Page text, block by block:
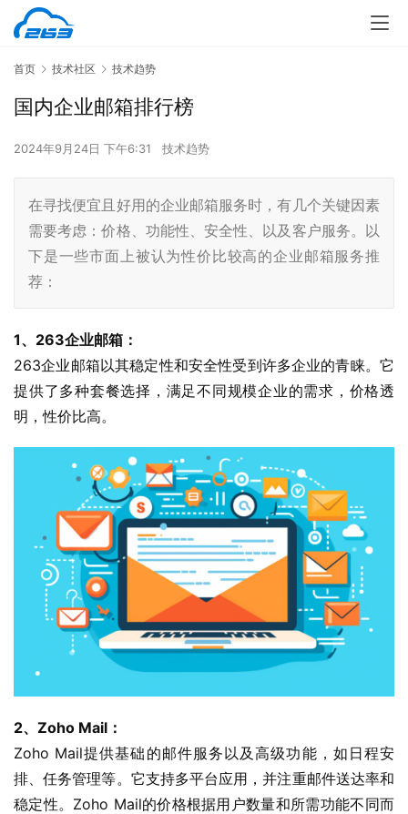
首页 技术社区 技术趋势
国内企业邮箱排行榜
2024年9月24日 下午6:31 技术趋势
在寻找便宜且好用的企业邮箱服务时，有几个关键因素
需要考虑：价格、功能性、安全性、以及客户服务。以
下是一些市面上被认为性价比较高的企业邮箱服务推
荐：
1、263企业邮箱：
263企业邮箱以其稳定性和安全性受到许多企业的青睐。它
提供了多种套餐选择，满足不同规模企业的需求，价格透
明，性价比高。
2、Zoho Mail：
Zoho Mail提供基础的邮件服务以及高级功能，如日程安
排、任务管理等。它支持多平台应用，并注重邮件送达率和
稳定性。Zoho Mail的价格根据用户数量和所需功能不同而